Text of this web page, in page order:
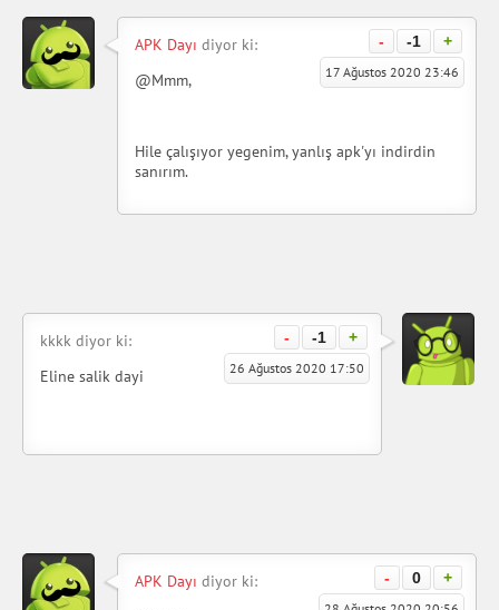
- -1 +
APK Dayı diyor ki:
17 Ağustos 2020 23:46
@Mmm,
Hile çalışıyor yegenim, yanlış apk'yı indirdin
sanırım.
- -1 +
kkkk diyor ki:
26 Ağustos 2020 17:50
Eline salik dayi
- 0 +
APK Dayı diyor ki: